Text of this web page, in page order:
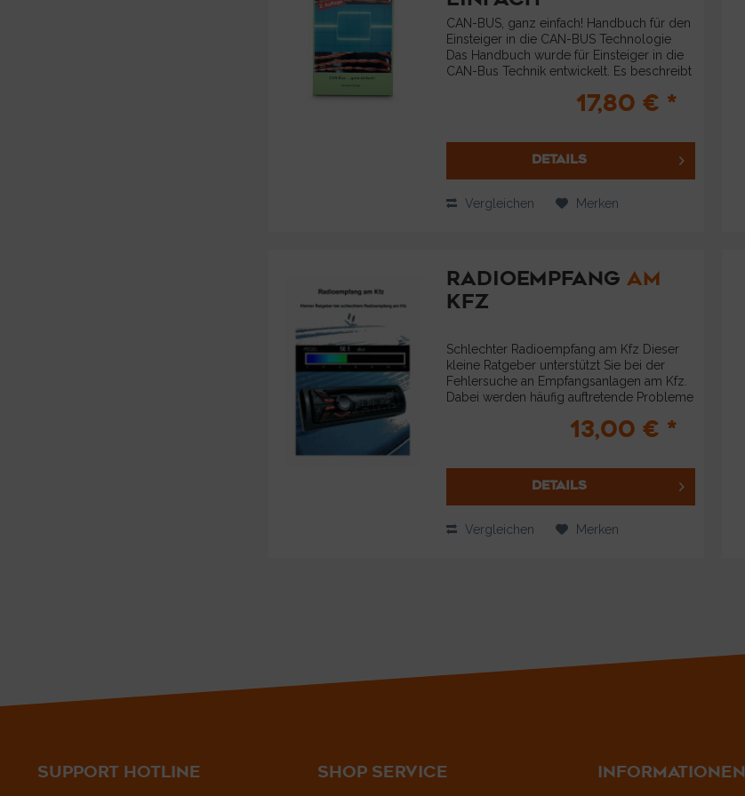
CAN-BUS, ganz einfach! Handbuch für den
Einsteiger in die CAN-BUS Technologie
Das Handbuch wurde für Einsteiger in die
CAN-Bus Technik entwickelt. Es beschreibt
Begriffe und Testmöglichkeiten an...
17,80 € *
DETAILS
Vergleichen Merken
RADIOEMPFANG AM
KFZ
Schlechter Radioempfang am Kfz Dieser
kleine Ratgeber unterstützt Sie bei der
Fehlersuche an Empfangsanlagen am Kfz.
Dabei werden häufig auftretende Probleme
einer Umrüstung, Störgeräusche beim...
13,00 € *
DETAILS
Vergleichen Merken
SUPPORT HOTLINE SHOP SERVICE INFORMATIONEN